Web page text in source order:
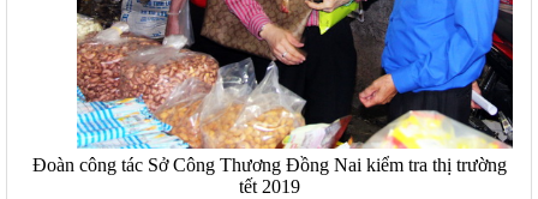
Đoàn công tác Sở Công Thương Đồng Nai kiểm tra thị trường
tết 2019